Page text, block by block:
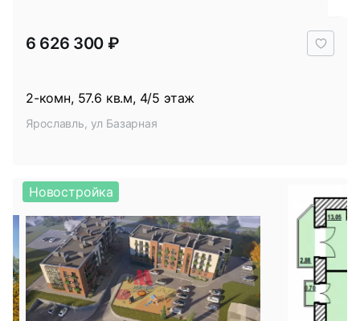
2-комн, 57.6 кв.м, 4/5 этаж
Ярославль, ул Базарная
6 626 300 ₽
Новостройка